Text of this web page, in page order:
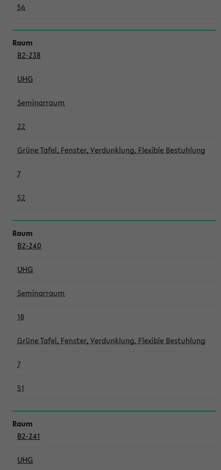
56
B2-238
UHG
Seminarraum
22
Grüne Tafel, Fenster, Verdunklung, Flexible Bestuhlung
7
52
B2-240
UHG
Seminarraum
18
Grüne Tafel, Fenster, Verdunklung, Flexible Bestuhlung
7
51
B2-241
UHG